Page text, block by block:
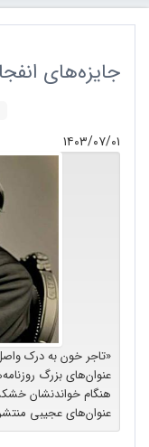
جایزه‌های
۱۴۰۳/۰۷/۰۱
«تاجر خون به درک
عنوان‌های بزرگ
هنگام خواندنشان
عنوان‌های عجیبی